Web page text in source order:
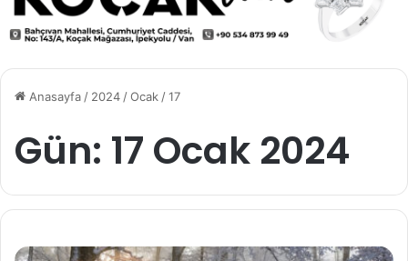
Anasayfa/ 2024/Ocak/17
Gün: 17 Ocak 2024